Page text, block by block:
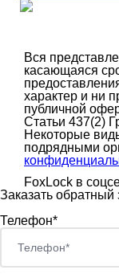
Вся
касающаяся
характер и ни
публичной
Статьи 437(2)
Некоторые
подрядными
FoxLock в
Заказать обратный
Телефон*